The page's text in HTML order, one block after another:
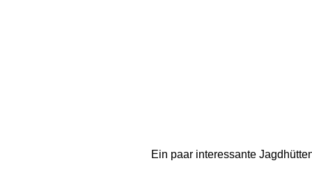
Ein paar interessante